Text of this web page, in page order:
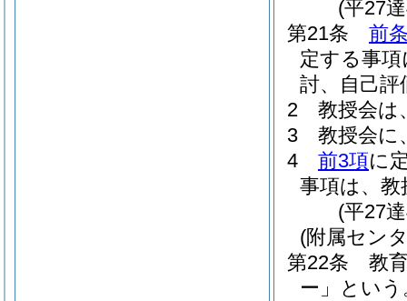
(平27
第21条
前
定する事
討、自己評
2
教授会は
3
教授会に
4
前3項に
事項は、
(平27
(附属セン
第22条
教
ー」という